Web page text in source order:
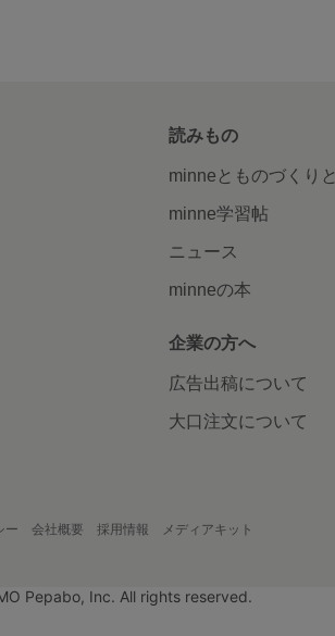
読みもの
minneとものづくりと
minne学習帖
ニュース
minneの本
企業の方へ
広告出稿について
大口注文について
ー 会社概要 採用情報 メディアキット
Pepabo, Inc. All rights reserved.